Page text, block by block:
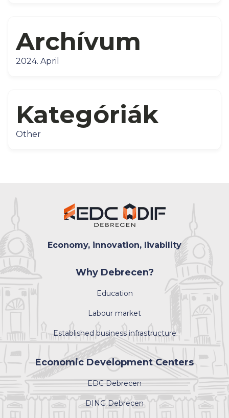
Archívum
2024. April
Kategóriák
Other
Economy, innovation, livability
Why Debrecen?
Education
Labour market
Established business infrastructure
Economic Development Centers
EDC Debrecen
DING Debrecen